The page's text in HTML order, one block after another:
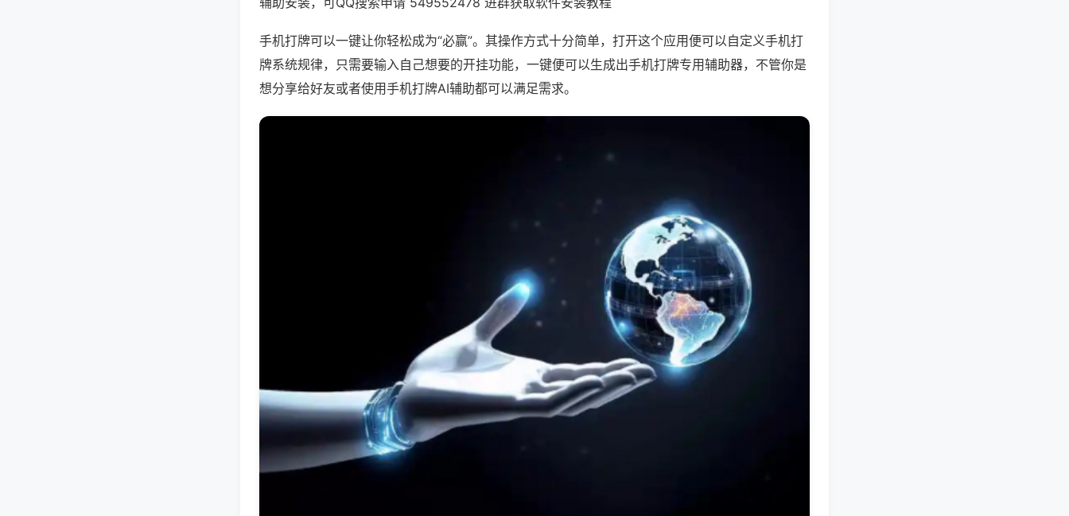
手机打牌可以一键让你轻松成为“必赢”。其操作方式十分简单，打开这个应用便可以自定义手机打
牌系统规律，只需要输入自己想要的开挂功能，一键便可以生成出手机打牌专用辅助器，不管你是
想分享给好友或者使用手机打牌AI辅助都可以满足需求。